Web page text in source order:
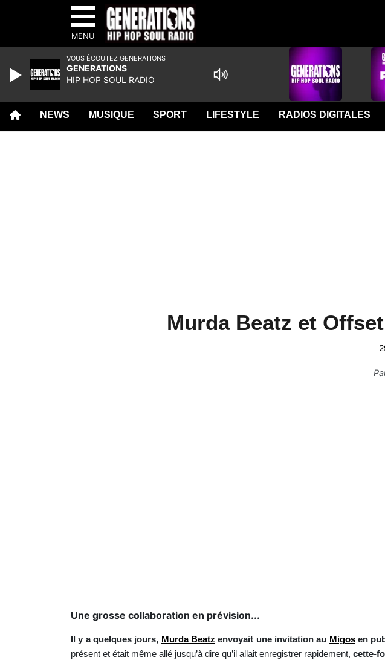
MENU
NEWS MUSIQUE SPORT LIFESTYLE RADIOS DIGITALES
Murda Beatz et
Une grosse collaboration en prévision...
Il y a quelques jours, Murda Beatz envoyait une invitation au Migosen
présent et était même allé jusqu’à dire qu’il allait enregistrer rapidement, cette-
VOUS ÉCOUTEZ GENERATIONS
GENERATIONS
HIP HOP SOUL RADIO